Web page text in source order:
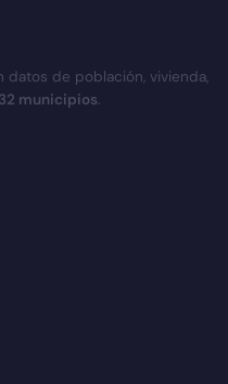
datos de población, vivienda,
municipios.